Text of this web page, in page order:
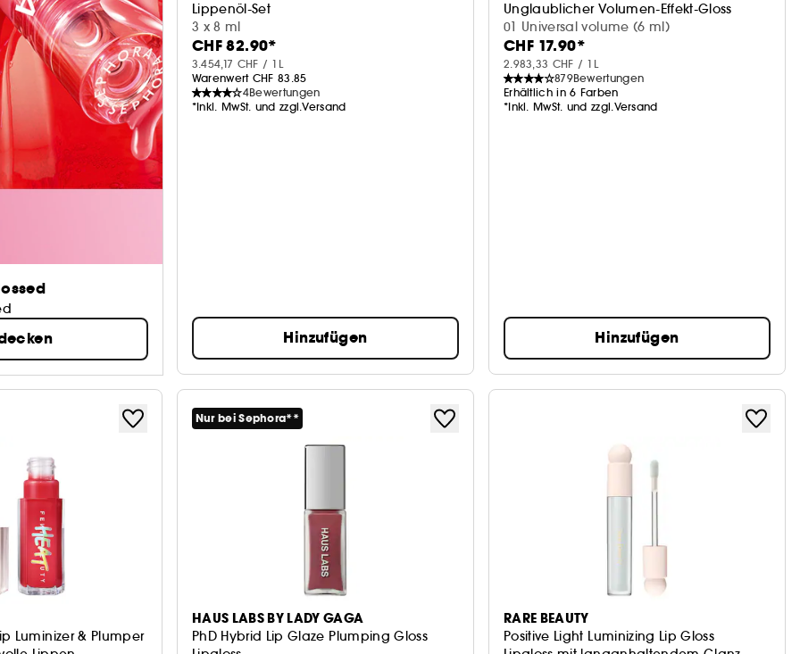
Lippenöl-Set
3 x 8 ml
CHF 82.90*
3.454,17 CHF / 1L
Warenwert CHF 83.85
4Bewertungen
*Inkl. MwSt. und zzgl.Versand
Hinzufügen
Unglaublicher Volumen-Effekt-Gloss
01 Universal volume (6 ml)
CHF 17.90*
2.983,33 CHF / 1L
879Bewertungen
Erhältlich in 6 Farben
*Inkl. MwSt. und zzgl.Versand
Hinzufügen
Luminizer & Plumper
Nur bei Sephora**
HAUS LABS BY LADY GAGA
PhD Hybrid Lip Glaze Plumping Gloss
RARE BEAUTY
Positive Light Luminizing Lip Gloss